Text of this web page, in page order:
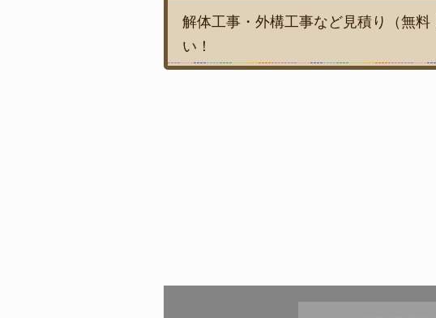
解体工事・外構工事など見積り（無料
い！